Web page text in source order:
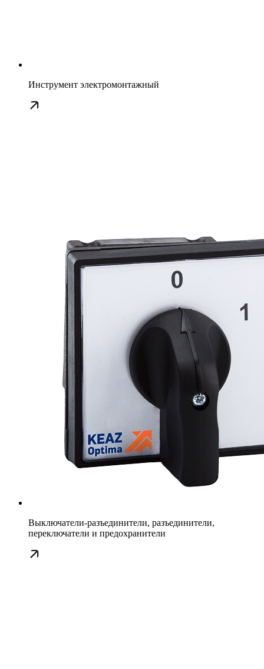
Инструмент электромонтажный
Выключатели-разъединители, разъединители,
переключатели и предохранители